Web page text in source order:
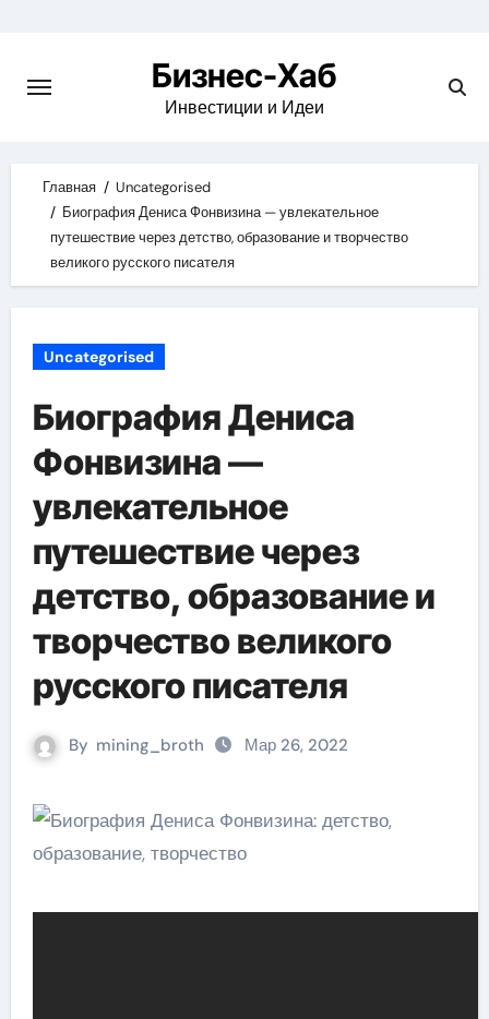
content
Бизнес-Хаб
Инвестиции и Идеи
Главная
Uncategorised
Биография Дениса Фонвизина — увлекательное
путешествие через детство, образование и творчество
великого русского писателя
Uncategorised
Биография Дениса
Фонвизина —
увлекательное
путешествие через
детство, образование и
творчество великого
русского писателя
By mining_broth Мар 26, 2022